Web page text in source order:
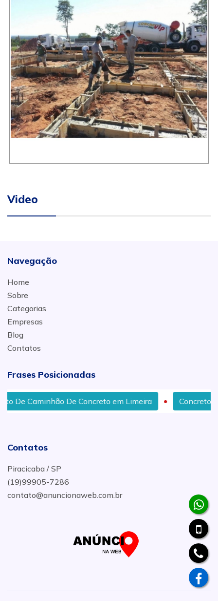
Video
Navegação
Home
Sobre
Categorias
Empresas
Blog
Contatos
Frases Posicionadas
De Concreto em Limeira Concreto Para
Contatos
Piracicaba / SP
(19)99905-7286
contato@anuncionaweb.com.br